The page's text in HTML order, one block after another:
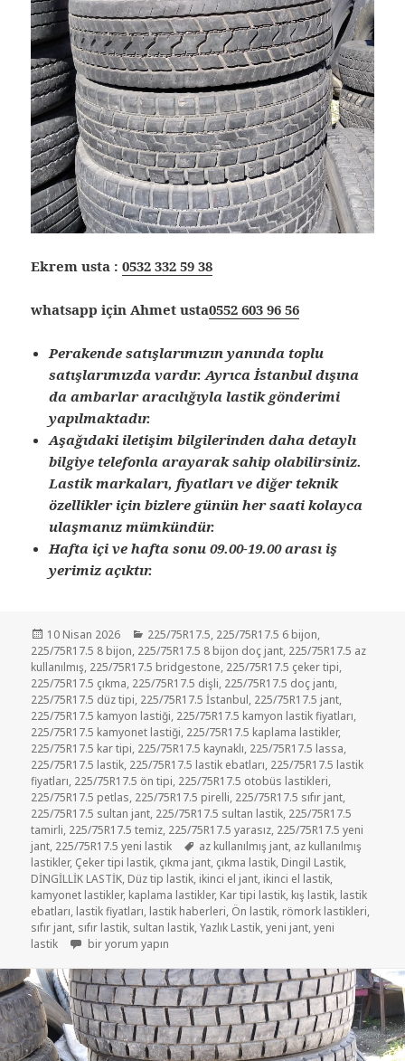
Ekrem usta :0532 332 59 38
whatsapp için Ahmet usta0552 603 96 56
Perakende satışlarımızın yanında toplu
satışlarımızda vardır. Ayrıca İstanbul dışına
da ambarlar aracılığıyla lastik gönderimi
yapılmaktadır.
Aşağıdaki iletişim bilgilerinden daha detaylı
bilgiye telefonla arayarak sahip olabilirsiniz.
Lastik markaları, fiyatları ve diğer teknik
özellikler için bizlere günün her saati kolayca
ulaşmanız mümkündür.
Hafta içi ve hafta sonu 09.00-19.00 arası iş
yerimiz açıktır.
Yayın
tarihi
10 Nisan 2026 Kategoriler
225/75R17.5, 225/75R17.5 6 bijon,
225/75R17.5 8 bijon, 225/75R17.5 8 bijon doç jant, 225/75R17.5 az
kullanılmış, 225/75R17.5 bridgestone, 225/75R17.5 çeker tipi,
225/75R17.5 çıkma, 225/75R17.5 dişli, 225/75R17.5 doç jantı,
225/75R17.5 düz tipi, 225/75R17.5 İstanbul, 225/75R17.5 jant,
225/75R17.5 kamyon lastiği, 225/75R17.5 kamyon lastik fiyatları,
225/75R17.5 kamyonet lastiği, 225/75R17.5 kaplama lastikler,
225/75R17.5 kar tipi, 225/75R17.5 kaynaklı, 225/75R17.5 lassa,
225/75R17.5 lastik, 225/75R17.5 lastik ebatları, 225/75R17.5 lastik
fiyatları, 225/75R17.5 ön tipi, 225/75R17.5 otobüs lastikleri,
225/75R17.5 petlas, 225/75R17.5 pirelli, 225/75R17.5 sıfır jant,
225/75R17.5 sultan jant, 225/75R17.5 sultan lastik, 225/75R17.5
tamirli, 225/75R17.5 temiz, 225/75R17.5 yarasız, 225/75R17.5 yeni
jant, 225/75R17.5 yeni lastik Etiketler
az kullanılmış jant, az kullanılmış
lastikler, Çeker tipi lastik, çıkma jant, çıkma lastik, Dingil Lastik,
DİNGİLLİK LASTİK, Düz tip lastik, ikinci el jant, ikinci el lastik,
kamyonet lastikler, kaplama lastikler, Kar tipi lastik, kış lastik, lastik
ebatları, lastik fiyatları, lastik haberleri, Ön lastik, römork lastikleri,
sıfır jant, sıfır lastik, sultan lastik,Yazlık Lastik,yeni jant,yeni
lastik
225-75R17.5 İKİNCİ EL ÇIKMA LASTİK için
bir yorum yapın